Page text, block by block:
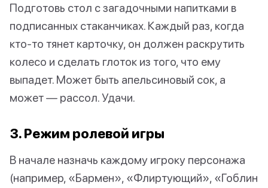
Подготовь стол с загадочными напитками в
подписанных стаканчиках. Каждый раз, когда
кто-то тянет карточку, он должен раскрутить
колесо и сделать глоток из того, что ему
выпадет. Может быть апельсиновый сок, а
может — рассол. Удачи.
3. Режим ролевой игры
В начале назначь каждому игроку персонажа
(например, «Бармен», «Флиртующий», «Гоблин